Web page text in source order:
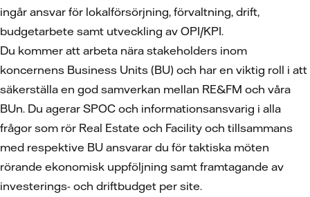
ingår ansvar för lokalförsörjning, förvaltning, drift,
budgetarbete samt utveckling av OPI/KPI.
Du kommer att arbeta nära stakeholders inom
koncernens Business Units (BU) och har en viktig roll i att
säkerställa en god samverkan mellan RE&FM och våra
BUn. Du agerar SPOC och informationsansvarig i alla
frågor som rör Real Estate och Facility och tillsammans
med respektive BU ansvarar du för taktiska möten
rörande ekonomisk uppföljning samt framtagande av
investerings- och driftbudget per site.